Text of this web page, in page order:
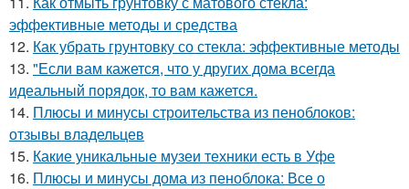
эффективные методы и средства
12. Как убрать грунтовку со стекла: эффективные методы
13. "Если вам кажется, что у других дома всегда
идеальный порядок, то вам кажется.
14. Плюсы и минусы строительства из пеноблоков:
отзывы владельцев
15. Какие уникальные музеи техники есть в Уфе
16. Плюсы и минусы дома из пеноблока: Все о